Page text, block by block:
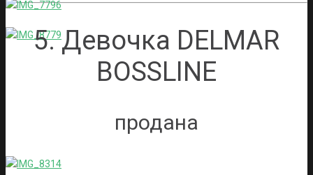
5. Девочка DELMAR
BOSSLINE
продана